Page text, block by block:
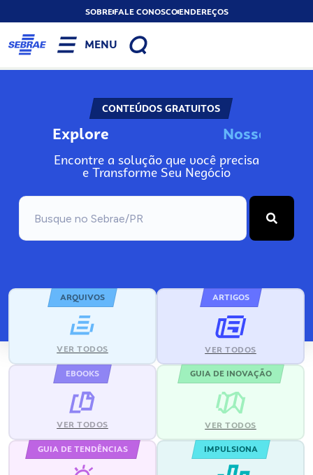
SOBREFALE CONOSCOENDEREÇOS
MENU
CONTEÚDOS GRATUITOS
Explore Nosso
Encontre a solução que você precisa
e Transforme Seu Negócio
ARQUIVOS
VER TODOS
ARTIGOS
VER TODOS
EBOOKS
VER TODOS
GUIA DE INOVAÇÃO
VER TODOS
GUIA DE TENDÊNCIAS IMPULSIONA